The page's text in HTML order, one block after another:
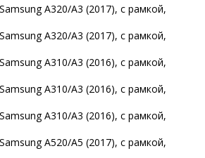
A320/A3 (2017), с рамкой,
A320/A3 (2017), с рамкой,
A310/A3 (2016), с рамкой,
A310/A3 (2016), с рамкой,
A310/A3 (2016), с рамкой,
A520/A5 (2017), с рамкой,